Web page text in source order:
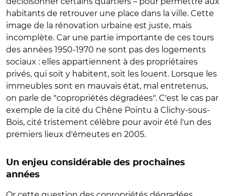
habitants de retrouver une place dans la ville. Cette
image de la rénovation urbaine est juste, mais
incomplète. Car une partie importante de ces tours
des années 1950-1970 ne sont pas des logements
sociaux : elles appartiennent à des propriétaires
privés, qui soit y habitent, soit les louent. Lorsque les
immeubles sont en mauvais état, mal entretenus,
on parle de "copropriétés dégradées". C'est le cas par
exemple de la cité du Chêne Pointu à Clichy-sous-
Bois, cité tristement célèbre pour avoir été l'un des
premiers lieux d'émeutes en 2005.
Un enjeu considérable des prochaines
années